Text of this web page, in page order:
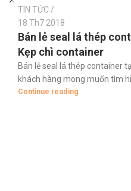
TIN TỨC
18 Th7 2018
Bán lẻ seal lá thép
Kẹp chì container
Bán lẻ seal lá thép container
khách hàng mong muốn tìm
Continue reading